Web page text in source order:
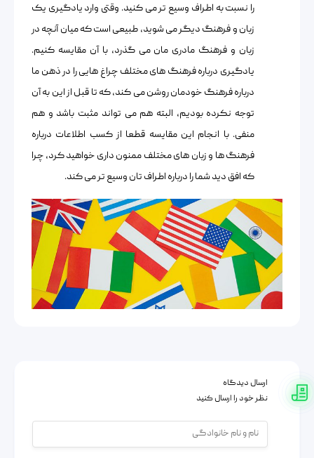
را نسبت به اطراف وسیع تر می کنید. وقتی وارد یادگیری یک
زبان و فرهنگ دیگر می شوید، طبیعی است که میان آنچه در
زبان و فرهنگ مادری مان می گذرد، با آن مقایسه کنیم.
یادگیری درباره فرهنگ های مختلف چراغ هایی را در ذهن ما
درباره فرهنگ خودمان روشن می کند، که تا قبل از این به آن
توجه نکرده بودیم، البته هم می تواند مثبت باشد و هم
منفی. با انجام این مقایسه قطعا از کسب اطلاعات درباره
فرهنگ ها و زبان های مختلف ممنون داری خواهید کرد، چرا
که افق دید شما را درباره اطراف تان وسیع تر می کند.
ارسال دیدگاه
نظر خود را ارسال کنید